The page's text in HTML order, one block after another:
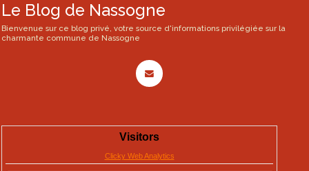
Le Blog de Nassogne
Bienvenue sur ce blog privé, votre source d'informations privilégiée sur la
charmante commune de Nassogne